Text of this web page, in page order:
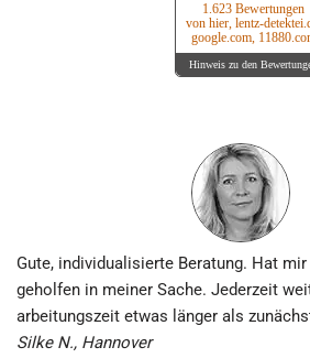
1.623 Bewertungen
von hier, lentz-
google.com,
Hinweis zu den
Gute, individuali­sierte Beratung. Hat
geholfen in meiner Sache. Jederzeit
arbeitungs­zeit etwas länger als
Silke N., Hannover